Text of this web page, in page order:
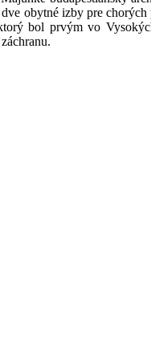
obytné izby pre
bol prvým vo